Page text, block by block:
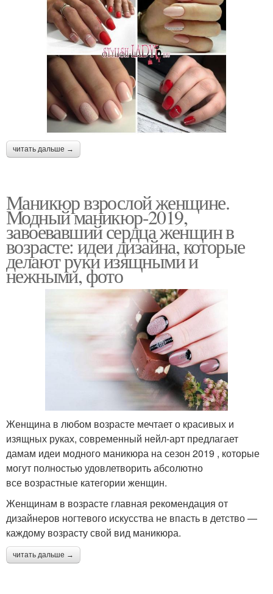
читать дальше →
Маникюр взрослой женщине.
Модный маникюр-2019,
завоевавший сердца женщин в
возрасте: идеи дизайна, которые
делают руки изящными и
нежными, фото
Женщина в любом возрасте мечтает о красивых и
изящных руках, современный нейл-арт предлагает
дамам идеи модного маникюра на сезон 2019 , которые
могут полностью удовлетворить абсолютно
все возрастные категории женщин.
Женщинам в возрасте главная рекомендация от
дизайнеров ногтевого искусства не впасть в детство —
каждому возрасту свой вид маникюра.
читать дальше →